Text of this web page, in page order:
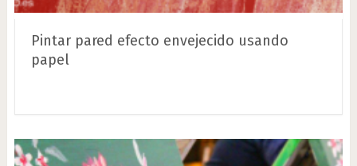
Pintar pared efecto envejecido usando
papel